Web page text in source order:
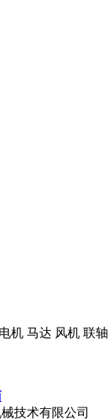
机 马达 风机 联
技术有限公司